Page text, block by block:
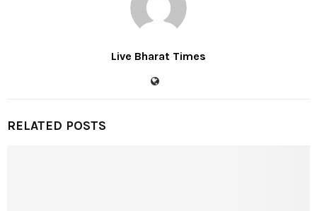
Live Bharat Times
RELATED POSTS